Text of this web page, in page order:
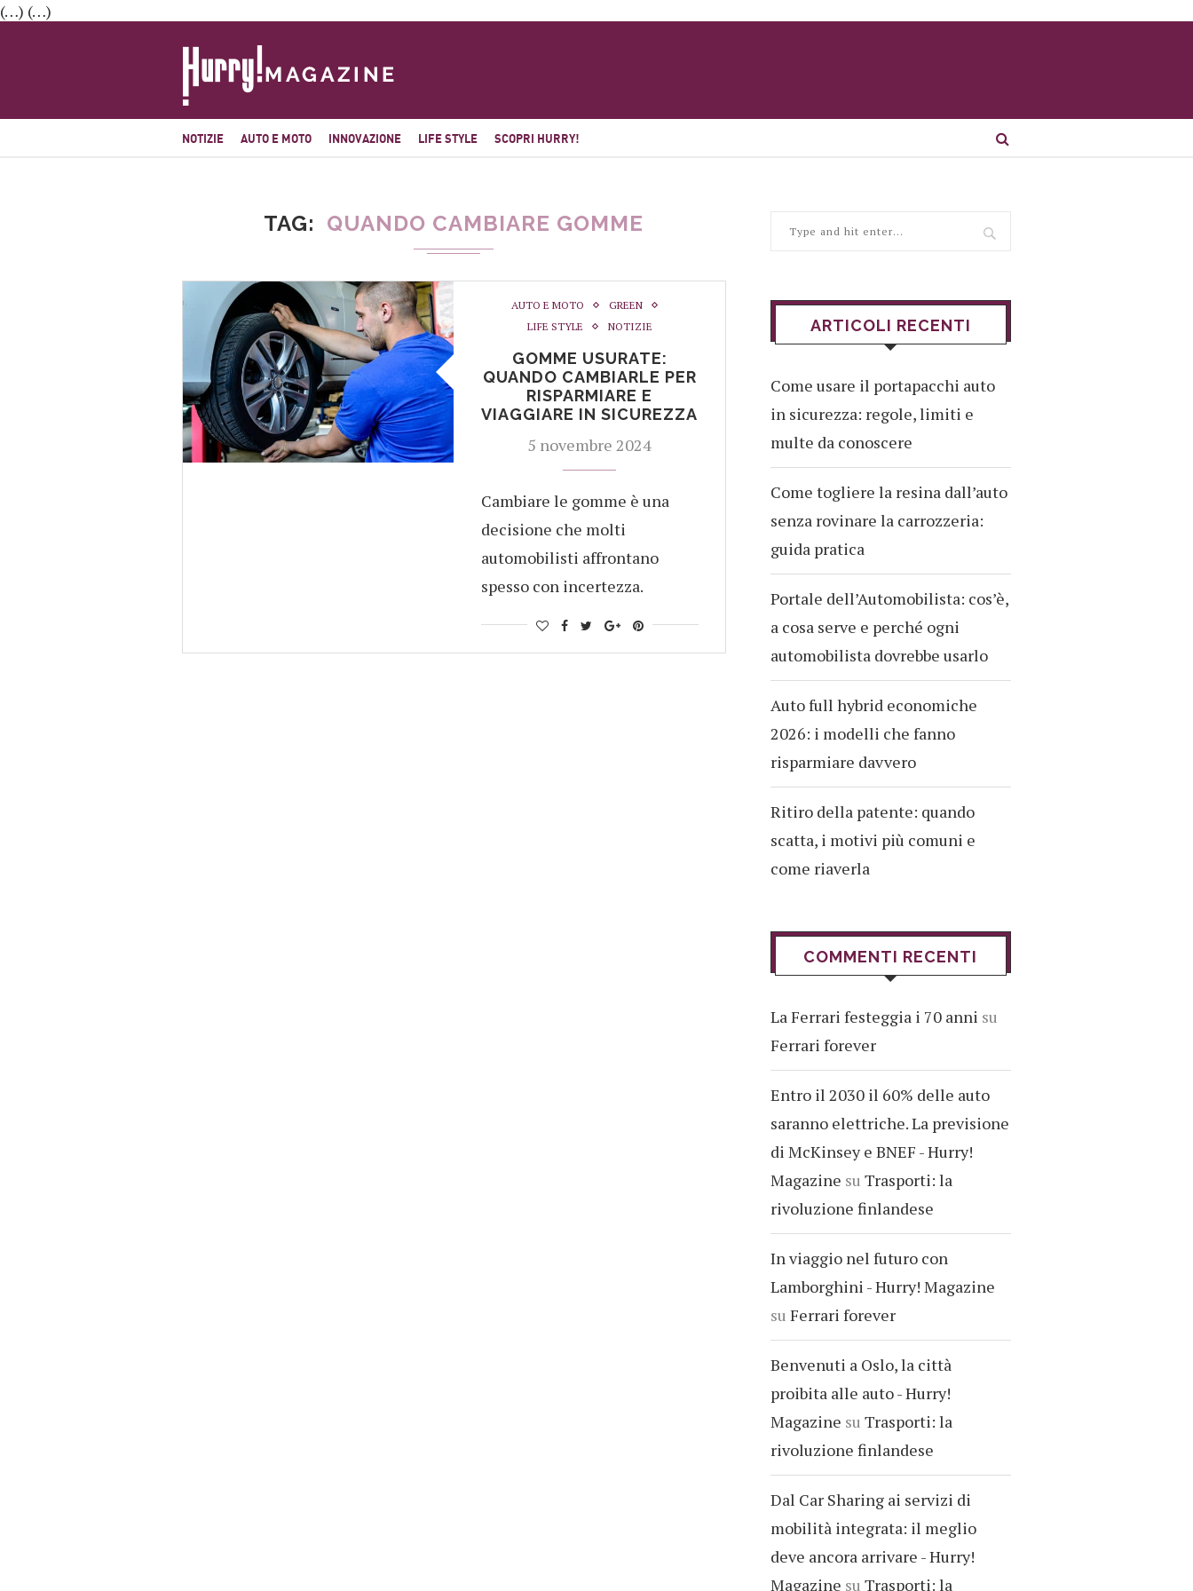
(…) (…)
NOTIZIE AUTO E MOTO INNOVAZIONE LIFE STYLE SCOPRI HURRY!
TAG QUANDO CAMBIARE GOMME
AUTO E MOTO
GREEN
LIFE STYLE
NOTIZIE
GOMME USURATE:
QUANDO CAMBIARLE PER
RISPARMIARE E
VIAGGIARE IN SICUREZZA
5 novembre 2024
Cambiare le gomme è una
decisione che molti
automobilisti affrontano
spesso con incertezza.
ARTICOLI RECENTI
Come usare il portapacchi auto
in sicurezza: regole, limiti e
multe da conoscere
Come togliere la resina dall’auto
senza rovinare la carrozzeria:
guida pratica
Portale dell’Automobilista: cos’è,
a cosa serve e perché ogni
automobilista dovrebbe usarlo
Auto full hybrid economiche
2026: i modelli che fanno
risparmiare davvero
Ritiro della patente: quando
scatta, i motivi più comuni e
come riaverla
COMMENTI RECENTI
La Ferrari festeggia i 70 anni su
Ferrari forever
Entro il 2030 il 60% delle auto
saranno elettriche. La previsione
di McKinsey e BNEF - Hurry!
Magazine su Trasporti: la
rivoluzione finlandese
In viaggio nel futuro con
Lamborghini - Hurry! Magazine
su Ferrari forever
Benvenuti a Oslo, la città
proibita alle auto - Hurry!
Magazine su Trasporti: la
rivoluzione finlandese
Dal Car Sharing ai servizi di
mobilità integrata: il meglio
deve ancora arrivare - Hurry!
Magazine su Trasporti: la